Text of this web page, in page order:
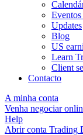
Updates
Blog
US
Learn
Client
Contacto
A minha conta
Venha negociar
Help
Abrir conta Trading